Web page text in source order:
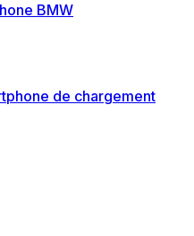
BMW
de chargement